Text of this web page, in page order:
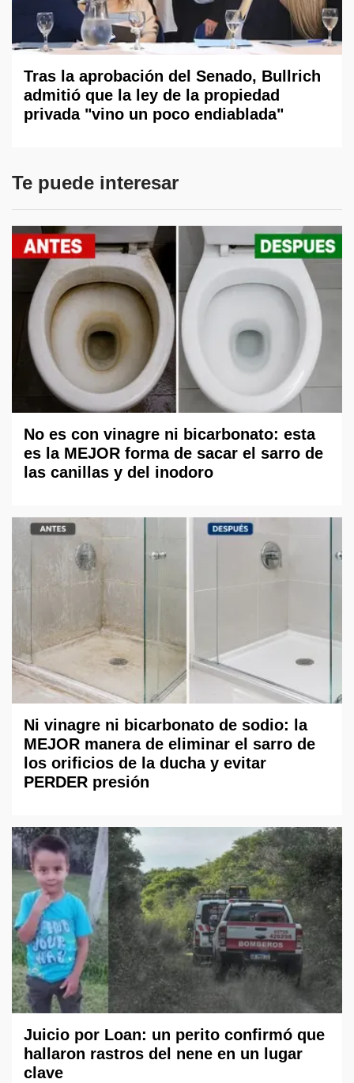
Tras la aprobación del Senado, Bullrich
admitió que la ley de la propiedad
privada "vino un poco endiablada"
Te puede interesar
No es con vinagre ni bicarbonato: esta
es la MEJOR forma de sacar el sarro de
las canillas y del inodoro
Ni vinagre ni bicarbonato de sodio: la
MEJOR manera de eliminar el sarro de
los orificios de la ducha y evitar
PERDER presión
Juicio por Loan: un perito confirmó que
hallaron rastros del nene en un lugar
clave